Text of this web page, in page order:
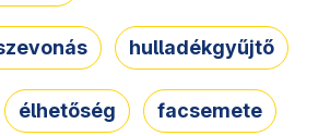
hulladékgyűjtő
élhetőség facsemete